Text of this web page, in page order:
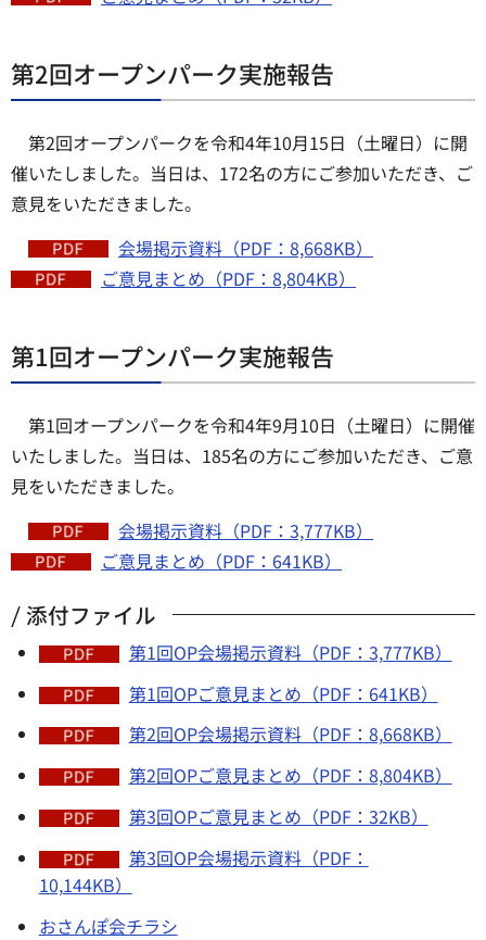
第2回オープンパーク実施報告
第2回オープンパークを令和4年10月15日（土曜日）に開
催いたしました。当日は、172名の方にご参加いただき、ご
意見をいただきました。
会場掲示資料（PDF：8,668KB）
ご意見まとめ（PDF：8,804KB）
第1回オープンパーク実施報告
第1回オープンパークを令和4年9月10日（土曜日）に開催
いたしました。当日は、185名の方にご参加いただき、ご意
見をいただきました。
会場掲示資料（PDF：3,777KB）
ご意見まとめ（PDF：641KB）
添付ファイル
第1回OP会場掲示資料（PDF：3,777KB）
第1回OPご意見まとめ（PDF：641KB）
第2回OP会場掲示資料（PDF：8,668KB）
第2回OPご意見まとめ（PDF：8,804KB）
第3回OPご意見まとめ（PDF：32KB）
第3回OP会場掲示資料（PDF：
10,144KB）
おさんぽ会チラシ